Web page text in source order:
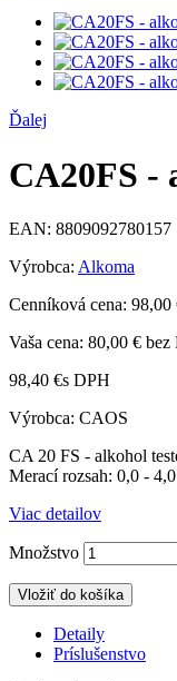
Ďalej
CA20FS -
EAN: 8809092780157
Výrobca: Alkoma
Cenníková cena: 98,00
Vaša cena: 80,00 € bez
98,40 €s DPH
Výrobca: CAOS
CA 20 FS - alkohol
Merací rozsah: 0,0 -
Viac detailov
Množstvo
Vložiť do košíka
Detaily
Príslušenstvo